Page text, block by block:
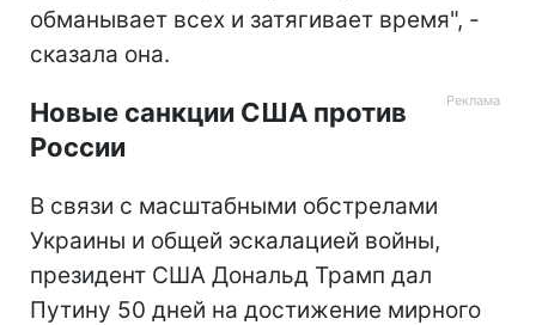
обманывает всех и затягивает время", -
сказала она.
Новые санкции США против
России
В связи с масштабными обстрелами
Украины и общей эскалацией войны,
президент США Дональд Трамп дал
Путину 50 дней на достижение мирного